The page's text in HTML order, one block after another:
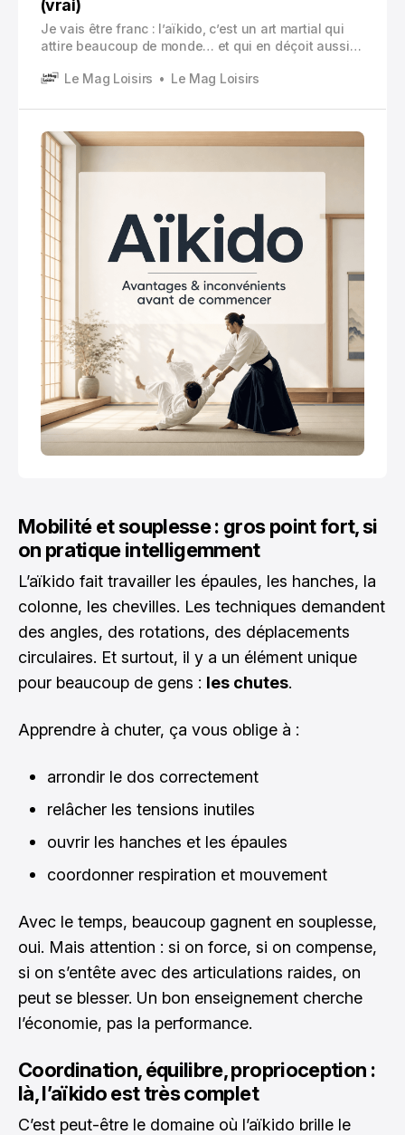
(vrai)
Je vais être franc : l’aïkido, c’est un art martial qui
attire beaucoup de monde… et qui en déçoit aussi
parce qu’on s’y inscrit parfois avec la mauvaise
Le Mag Loisirs Le Mag Loisirs
Mobilité et souplesse : gros point fort, si
on pratique intelligemment
L’aïkido fait travailler les épaules, les hanches, la
colonne, les chevilles. Les techniques demandent
des angles, des rotations, des déplacements
circulaires. Et surtout, il y a un élément unique
pour beaucoup de gens : les chutes.
Apprendre à chuter, ça vous oblige à :
arrondir le dos correctement
relâcher les tensions inutiles
ouvrir les hanches et les épaules
coordonner respiration et mouvement
Avec le temps, beaucoup gagnent en souplesse,
oui. Mais attention : si on force, si on compense,
si on s’entête avec des articulations raides, on
peut se blesser. Un bon enseignement cherche
l’économie, pas la performance.
Coordination, équilibre, proprioception :
là, l’aïkido est très complet
C’est peut-être le domaine où l’aïkido brille le